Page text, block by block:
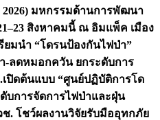
2026) มหกรรมด้านการพัฒนา
สิงหาคมนี้ ณ อิมแพ็ค เมือง
ยมนำ “โดรนป้องกันไฟป่า”
-ลดหมอกควัน ยกระดับการ
เปิดต้นแบบ “ศูนย์ปฏิบัติการโด
บการจัดการไฟป่าและฝุ่น
ช. โชว์ผลงานวิจัยรับมืออุทกภัย